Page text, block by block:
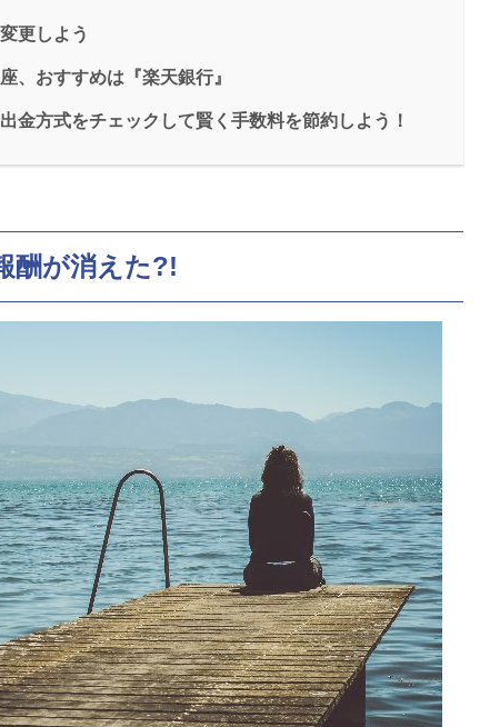
更しよう
、おすすめは『楽天銀行』
金方式をチェックして賢く手数料を節約しよう！
酬が消えた?!